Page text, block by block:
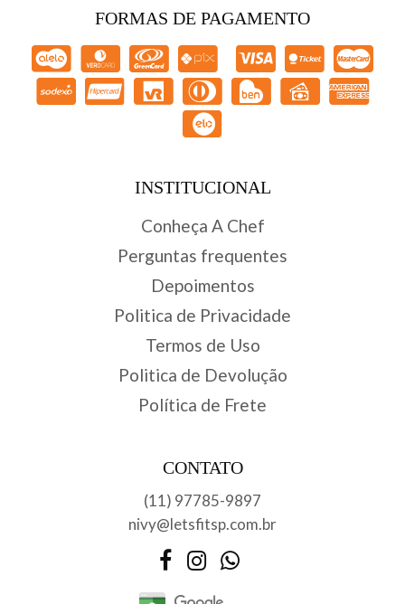
FORMAS DE PAGAMENTO
INSTITUCIONAL
Conheça A Chef
Perguntas frequentes
Depoimentos
Politica de Privacidade
Termos de Uso
Politica de Devolução
Política de Frete
CONTATO
(11) 97785-9897
nivy@letsfitsp.com.br
FacebookInstagramWhatsApp